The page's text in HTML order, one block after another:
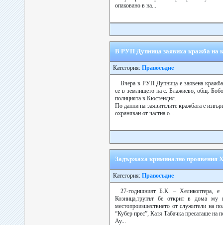
опаковано в на...
В РУП Дупница заявиха кражба на
Категория: Правосъдие
Вчера в РУП Дупница е заявена
се в землището на с. Блажиево, общ.
полицията в Кюстендил.
По данни на заявителите кражбата е
охраняван от частна о...
Задържаха криминално проявения
Категория: Правосъдие
27-годишният Б.К. – Хеликоптера,
Козница,трупът бе открит в дома му
местопроизшествието от служители на
“Кубер прес”, Катя Табачка пресаташе на
Ау...